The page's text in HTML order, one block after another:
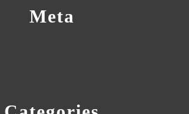
Meta